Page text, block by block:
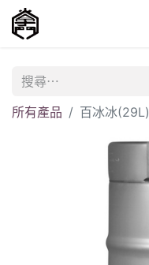
所有產品 百冰冰(29L)